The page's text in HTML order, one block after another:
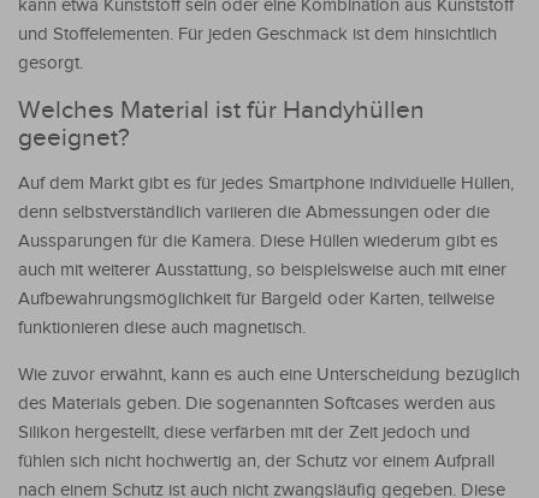
kann etwa Kunststoff sein oder eine Kombination aus Kunststoff
und Stoffelementen. Für jeden Geschmack ist dem hinsichtlich
gesorgt.
Welches Material ist für Handyhüllen
geeignet?
Auf dem Markt gibt es für jedes Smartphone individuelle Hüllen,
denn selbstverständlich variieren die Abmessungen oder die
Aussparungen für die Kamera. Diese Hüllen wiederum gibt es
auch mit weiterer Ausstattung, so beispielsweise auch mit einer
Aufbewahrungsmöglichkeit für Bargeld oder Karten, teilweise
funktionieren diese auch magnetisch.
Wie zuvor erwähnt, kann es auch eine Unterscheidung bezüglich
des Materials geben. Die sogenannten Softcases werden aus
Silikon hergestellt, diese verfärben mit der Zeit jedoch und
fühlen sich nicht hochwertig an, der Schutz vor einem Aufprall
nach einem Schutz ist auch nicht zwangsläufig gegeben. Diese